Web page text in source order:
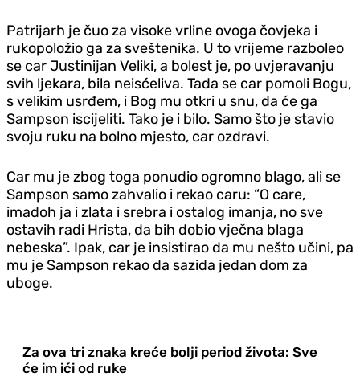
Patrijarh je čuo za visoke vrline ovoga čovjeka i
rukopoložio ga za sveštenika. U to vrijeme razboleo
se car Justinijan Veliki, a bolest je, po uvjeravanju
svih ljekara, bila neisćeliva. Tada se car pomoli Bogu,
s velikim usrđem, i Bog mu otkri u snu, da će ga
Sampson iscijeliti. Tako je i bilo. Samo što je stavio
svoju ruku na bolno mjesto, car ozdravi.
Car mu je zbog toga ponudio ogromno blago, ali se
Sampson samo zahvalio i rekao caru: “O care,
imadoh ja i zlata i srebra i ostalog imanja, no sve
ostavih radi Hrista, da bih dobio vječna blaga
nebeska”. Ipak, car je insistirao da mu nešto učini, pa
mu je Sampson rekao da sazida jedan dom za
uboge.
Za ova tri znaka kreće bolji period života: Sve
će im ići od ruke